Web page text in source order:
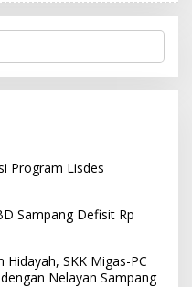
Program Lisdes
Sampang Defisit Rp
Hidayah, SKK Migas-PC
Nelayan Sampang